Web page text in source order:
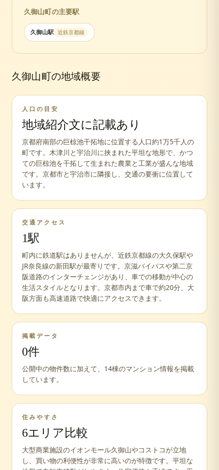
久御山町 の主要駅
久御山駅 近鉄京都線
久御山町の地域概要
人口の目安
地域紹介文に記載あり
京都府南部の巨椋池干拓地に位置する人口約1万5千人の
町です。木津川と宇治川に挟まれた平坦な地形で、かつ
ての巨椋池を干拓して生まれた農業と工業が盛んな地域
です。京都市と宇治市に隣接し、交通の要衝に位置して
います。
交通アクセス
1駅
町内に鉄道駅はありませんが、近鉄京都線の大久保駅や
JR奈良線の新田駅が最寄りです。京滋バイパスや第二京
阪道路のインターチェンジがあり、車での移動が中心の
生活スタイルとなります。京都市内まで車で約20分、大
阪方面も高速道路で快適にアクセスできます。
掲載データ
0件
公開中の物件数に加えて、 14棟のマンション情報を掲載
しています。
住みやすさ
6エリア比較
大型商業施設のイオンモール久御山やコストコが立地
し、買い物の利便性が非常に高いのが特徴です。平坦な